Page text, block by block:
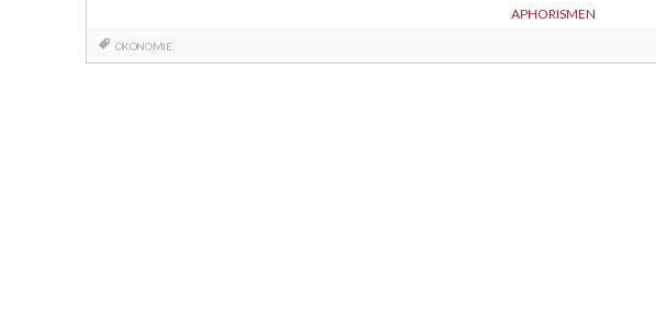
APHORISMEN
ÖKONOMIE